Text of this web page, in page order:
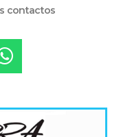
contactos